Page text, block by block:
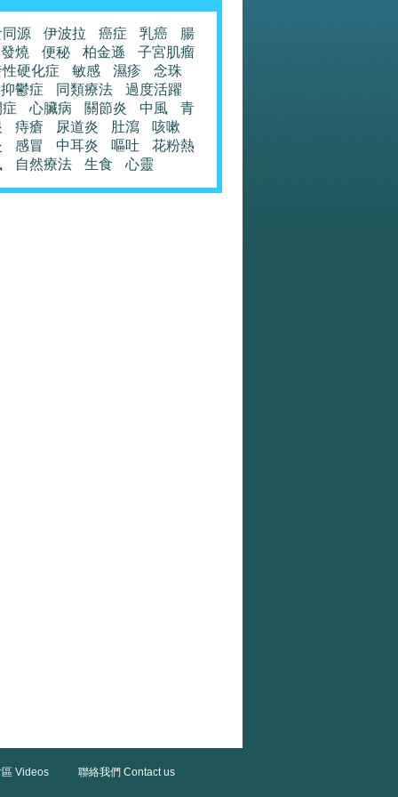
源 伊波拉 癌症 乳癌
腸
發燒
便秘 柏金遜
子宮肌瘤
硬化症
敏感 濕疹
念珠
抑鬱症
同類療法
過度活躍
心臟病 關節炎 中風
青
痔瘡 尿道炎 肚瀉
咳嗽
感冒 中耳炎 嘔吐
花粉熱
自然療法 生食 心靈
Videos 聯絡我們 Contact us